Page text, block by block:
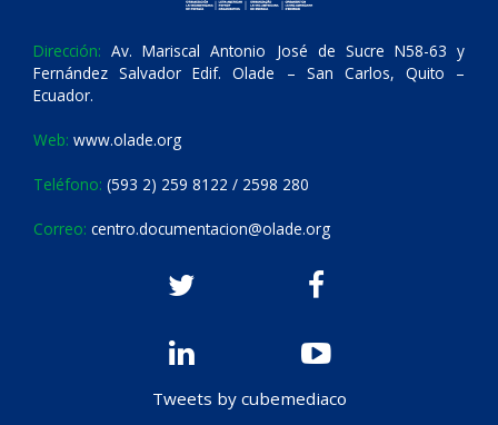
Dirección: Av. Mariscal Antonio José de Sucre N58-63 y
Fernández Salvador Edif. Olade – San Carlos, Quito –
Ecuador.
Web: www.olade.org
Teléfono: (593 2) 259 8122 / 2598 280
Correo: centro.documentacion@olade.org
Tweets by cubemediaco